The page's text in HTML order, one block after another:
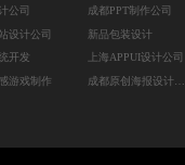
公司
设计公司
开发
游戏制作
成都PPT制作公司
新品包装设计
上海APPUI设计公司